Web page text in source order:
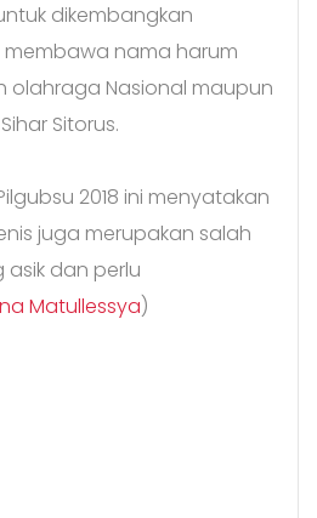
dikembangkan
membawa nama harum
olahraga Nasional maupun
Sitorus.
2018 ini menyatakan
juga merupakan salah
dan perlu
Matullessya)